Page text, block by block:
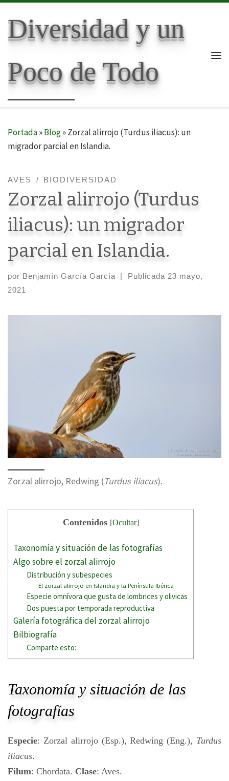
Diversidad y un
Poco de Todo
Portada»Blog»Zorzal alirrojo (Turdus iliacus): un
migrador parcial en Islandia.
AVES BIODIVERSIDAD
Zorzal alirrojo (Turdus
iliacus): un migrador
parcial en Islandia.
por Benjamín García García | Publicada 23 mayo,
2021
Zorzal alirrojo, Redwing (Turdus iliacus).
Contenidos [Ocultar]
Taxonomía y situación de las fotografías
Algo sobre el zorzal alirrojo
Distribución y subespecies
El zorzal alirrojo en Islandia y la Península Ibérica
Especie omnívora que gusta de lombrices y olivicas
Dos puesta por temporada reproductiva
Galería fotográfica del zorzal alirrojo
Bilbiografía
Comparte esto:
Taxonomía y situación de las
fotografías
Especie: Zorzal alirrojo (Esp.), Redwing (Eng.), Turdus
iliacus.
Filum: Chordata. Clase: Aves.